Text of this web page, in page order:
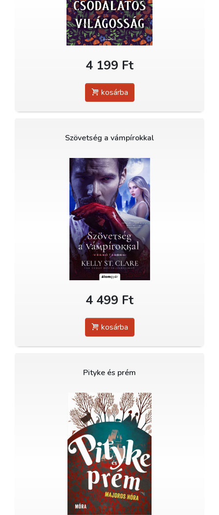
4 199 Ft
kosárba
Szövetség a vámpírokkal
4 499 Ft
kosárba
Pityke és prém